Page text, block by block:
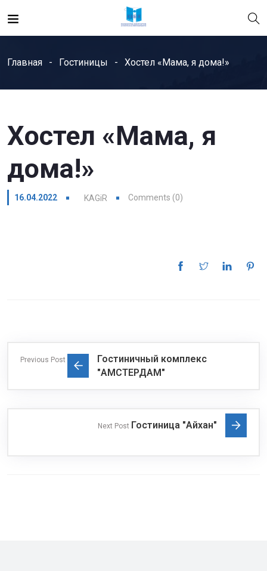
Главная Гостиницы Хостел «Мама, я дома!»
Хостел «Мама, я
дома!»
16.04.2022 KAGiR Comments (0)
Previous Post
Гостиничный комплекс
"АМСТЕРДАМ"
Next Post Гостиница "Айхан"